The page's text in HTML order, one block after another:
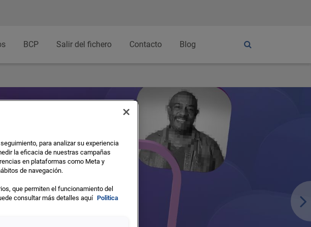
BCP Salir del fichero Contacto Blog
para analizar su experiencia
la eficacia de nuestras campañas
en plataformas como Meta y
de navegación.
que permiten el funcionamiento del
consultar más detalles aquí Politica